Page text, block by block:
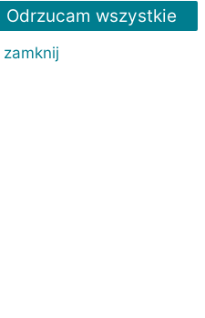
Odrzucam wszystkie